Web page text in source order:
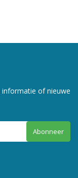
of nieuwe
Abonneer